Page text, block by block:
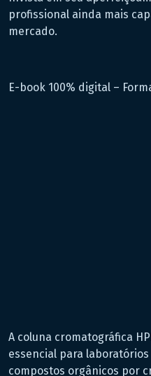
profissional ainda mais
mercado.
E-book 100% digital –
A coluna cromatográfica
essencial para
compostos orgânicos por